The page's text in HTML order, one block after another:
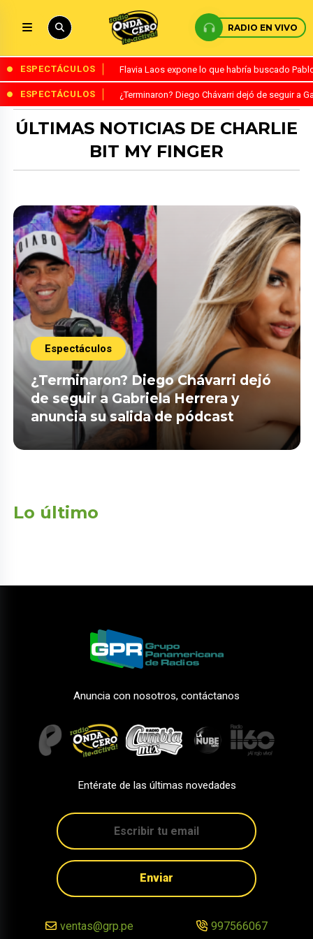
RADIO EN VIVO
ESPECTÁCULOS Flavia Laos expone lo que habría buscado
ESPECTÁCULOS ¿Terminaron? Diego Chávarri dejó de seguir a
ÚLTIMAS NOTICIAS DE CHARLIE
BIT MY FINGER
Espectáculos
¿Terminaron? Diego Chávarri dejó
de seguir a Gabriela Herrera y
anuncia su salida de pódcast
Lo último
Anuncia con nosotros, contáctanos
Entérate de las últimas novedades
Enviar
ventas@grp.pe 997566067